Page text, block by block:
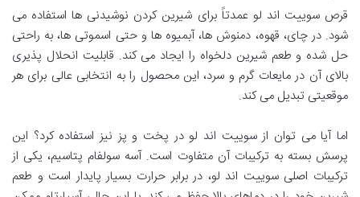
قرص سوییت اند لو عمدتاً برای شیرین کردن نوشیدنی ها استفاده می
شود. در چای، قهوه، دمنوش ها، آبمیوه ها و حتی اسموتی ها، به راحتی
حل شده و طعم شیرین دلخواه را ایجاد می کند. قابلیت انحلال پذیری
بالای آن در مایعات گرم و سرد، این محصول را به انتخابی عالی برای هر
موقعیتی تبدیل می کند.
اما آیا می توان از سوییت اند لو در پخت و پز نیز استفاده کرد؟ این
پرسش بسته به ترکیبات آن متفاوت است. آسه سولفام پتاسیم، یکی از
ترکیبات اصلی سوییت اند لو، در برابر حرارت بسیار پایدار است و طعم